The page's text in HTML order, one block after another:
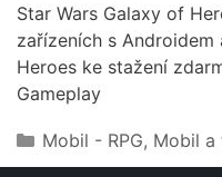
Star Wars Galaxy of
zařízeních s Androidem
Heroes ke stažení
Gameplay
Rubriky
Mobil - RPG, Mobil a